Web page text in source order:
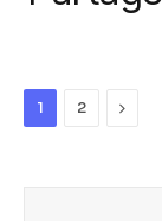
k
b
itt
1 2 Next